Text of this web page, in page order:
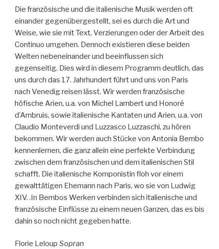
Die französische und die italienische Musik werden oft
einander gegenübergestellt, sei es durch die Art und
Weise, wie sie mit Text, Verzierungen oder der Arbeit des
Continuo umgehen. Dennoch existieren diese beiden
Welten nebeneinander und beeinflussen sich
gegenseitig. Dies wird in diesem Programm deutlich, das
uns durch das 17. Jahrhundert führt und uns von Paris
nach Venedig reisen lässt. Wir werden französische
höfische Arien, u.a. von Michel Lambert und Honoré
d’Ambruis, sowie italienische Kantaten und Arien, u.a. von
Claudio Monteverdi und Luzzasco Luzzaschi, zu hören
bekommen. Wir werden auch Stücke von Antonia Bembo
kennenlernen, die ganz allein eine perfekte Verbindung
zwischen dem französischen und dem italienischen Stil
schafft. Die italienische Komponistin floh vor einem
gewalttätigen Ehemann nach Paris, wo sie von Ludwig
XIV. .In Bembos Werken verbinden sich italienische und
französische Einflüsse zu einem neuen Ganzen, das es bis
dahin so noch nicht gegeben hatte.
Florie Leloup Sopran